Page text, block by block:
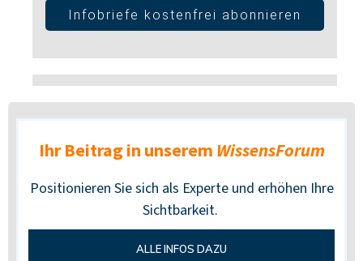
Infobriefe kostenfrei abonnieren
Ihr Beitrag in unserem WissensForum
Positionieren Sie sich als Experte und erhöhen Ihre
Sichtbarkeit.
ALLE INFOS DAZU